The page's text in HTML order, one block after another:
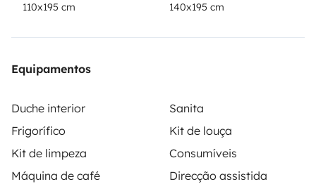
• Comfortable sleeping areas
• Fully equipped kitchen
• Plenty of storage
• Cozy living space
110x195 cm
140x195 cm
Equipamentos
Duche interior
Sanita
Frigorífico
Kit de louça
Kit de limpeza
Consumíveis
Máquina de café
Direcção assistida